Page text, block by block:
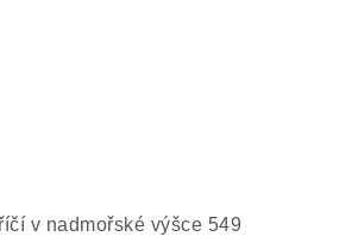
v nadmořské výšce 549